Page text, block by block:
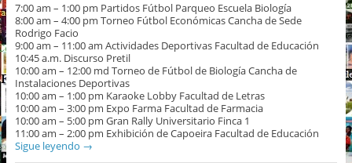
7:00 am – 1:00 pm Partidos Fútbol Parqueo Escuela Biología
8:00 am – 4:00 pm Torneo Fútbol Económicas Cancha de Sede
Rodrigo Facio
9:00 am – 11:00 am Actividades Deportivas Facultad de Educación
10:45 a.m. Discurso Pretil
10:00 am – 12:00 md Torneo de Fútbol de Biología Cancha de
Instalaciones Deportivas
10:00 am – 1:00 pm Karaoke Lobby Facultad de Letras
10:00 am – 3:00 pm Expo Farma Facultad de Farmacia
10:00 am – 5:00 pm Gran Rally Universitario Finca 1
11:00 am – 2:00 pm Exhibición de Capoeira Facultad de Educación
Sigue leyendo →